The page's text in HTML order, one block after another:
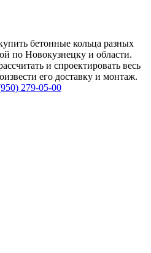
бетонные кольца разных
по Новокузнецку и области.
и спроектировать весь
его доставку и монтаж.
279-05-00